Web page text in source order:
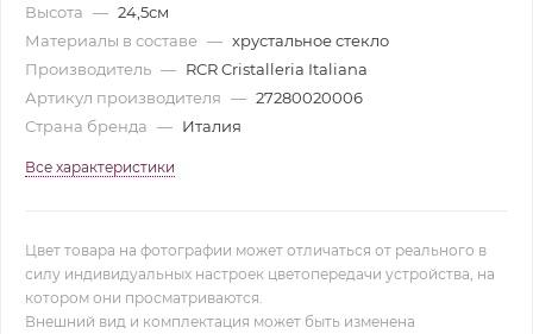
Высота — 24,5см
Материалы в составе — хрустальное стекло
Производитель — RCR Cristalleria Italiana
Артикул производителя — 27280020006
Страна бренда — Италия
Все характеристики
Цвет товара на фотографии может отличаться от реального в
силу индивидуальных настроек цветопередачи устройства, на
котором они просматриваются.
Внешний вид и комплектация может быть изменена